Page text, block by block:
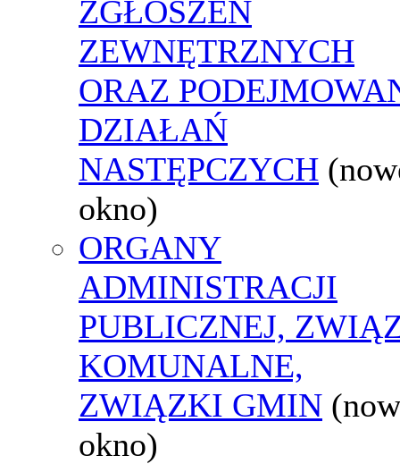
ZGŁOSZEŃ
ZEWNĘTRZNYCH
ORAZ
DZIAŁAŃ
NASTĘPCZYCH
okno)
ORGANY
ADMINISTRACJI
PUBLICZNEJ,
KOMUNALNE,
ZWIĄZKI GMIN
okno)